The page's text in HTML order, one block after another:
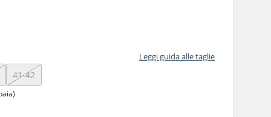
Leggi guida alle taglie
41-42